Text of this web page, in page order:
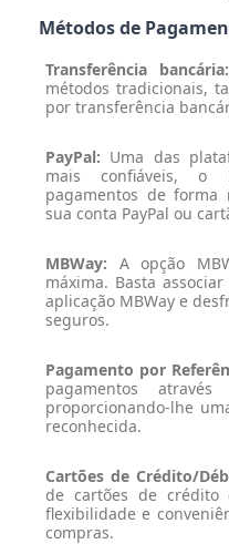
Métodos de
Transferência bancária:
métodos tradicionais,
por transferência
PayPal: Uma das
mais confiáveis, o
pagamentos de
sua conta PayPal ou
MBWay: A opção
máxima. Basta
aplicação MBWay e
seguros.
Pagamento por
pagamentos
proporcionando-lhe
reconhecida.
Cartões de Crédito/
de cartões de crédito
flexibilidade e
compras.